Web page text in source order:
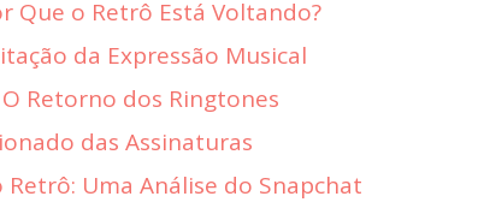
Que o Retrô Está Voltando?
da Expressão Musical
Retorno dos Ringtones
das Assinaturas
Uma Análise do Snapchat